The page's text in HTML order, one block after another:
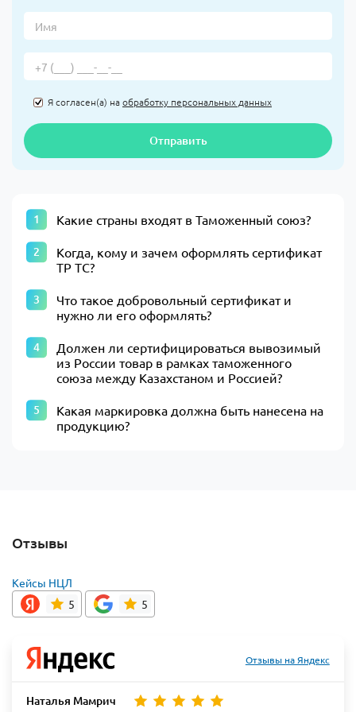
Я согласен(а) наобработку персональных данных
Отправить
Какие страны входят в Таможенный союз?
Когда, кому и зачем оформлять сертификат
ТР ТС?
Что такое добровольный сертификат и
нужно ли его оформлять?
Должен ли сертифицироваться вывозимый
из России товар в рамках таможенного
союза между Казахстаном и Россией?
Какая маркировка должна быть нанесена на
продукцию?
Отзывы
Кейсы НЦЛ
5
5
Отзывы на Яндекс
Наталья Мамрич